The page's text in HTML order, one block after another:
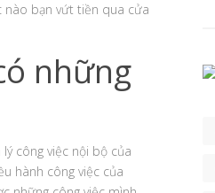
nào bạn vứt tiền qua cửa
những
công việc nội bộ của
hành công việc của